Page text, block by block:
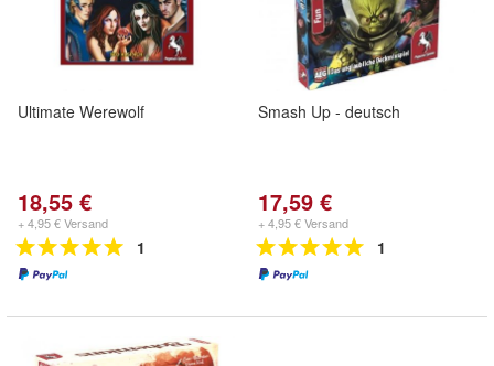
Ultimate Werewolf
18,55 €
+ 4,95 € Versand
1
Smash Up - deutsch
17,59 €
+ 4,95 € Versand
1